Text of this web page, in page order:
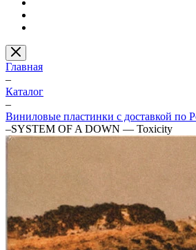
Главная
–
Каталог
–
Виниловые пластинки с доставкой по
–SYSTEM OF A DOWN — Toxicity